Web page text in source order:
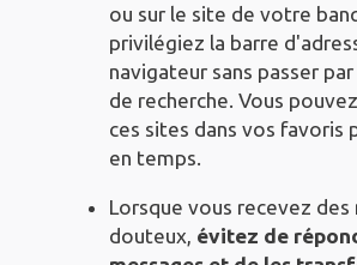
ou sur le site de votre
privilégiez la barre
navigateur sans passer
de recherche. Vous
ces sites dans vos favoris
en temps.
Lorsque vous recevez des
douteux, évitez de